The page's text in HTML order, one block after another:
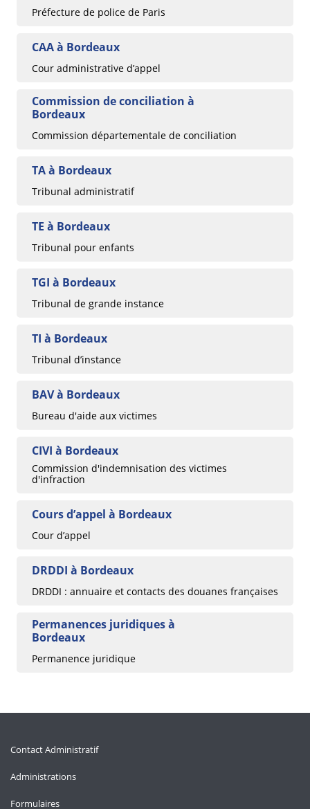
Préfecture de police de Paris
CAA à Bordeaux
Cour administrative d’appel
Commission de conciliation à
Bordeaux
Commission départementale de conciliation
TA à Bordeaux
Tribunal administratif
TE à Bordeaux
Tribunal pour enfants
TGI à Bordeaux
Tribunal de grande instance
TI à Bordeaux
Tribunal d’instance
BAV à Bordeaux
Bureau d'aide aux victimes
CIVI à Bordeaux
Commission d'indemnisation des victimes
d'infraction
Cours d’appel à Bordeaux
Cour d’appel
DRDDI à Bordeaux
DRDDI : annuaire et contacts des douanes françaises
Permanences juridiques à
Bordeaux
Permanence juridique
Contact Administratif
Administrations
Formulaires